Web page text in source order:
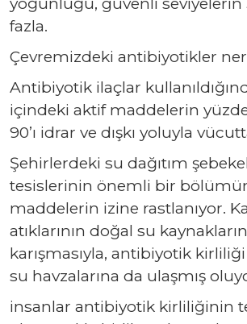
fazla.
Çevremizdeki antibiyotikler
Antibiyotik ilaçlar
içindeki aktif maddelerin
90’ı idrar ve dışkı yoluyla
Şehirlerdeki su dağıtım
tesislerinin önemli bir
maddelerin izine rastlanıyor.
atıklarının doğal su
karışmasıyla, antibiyotik
su havzalarına da ulaşmış
insanlar antibiyotik kirliliğinin